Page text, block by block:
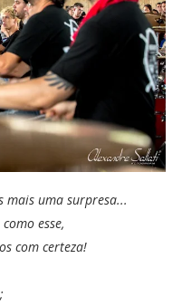
mais uma surpresa...
esse,
com certeza!